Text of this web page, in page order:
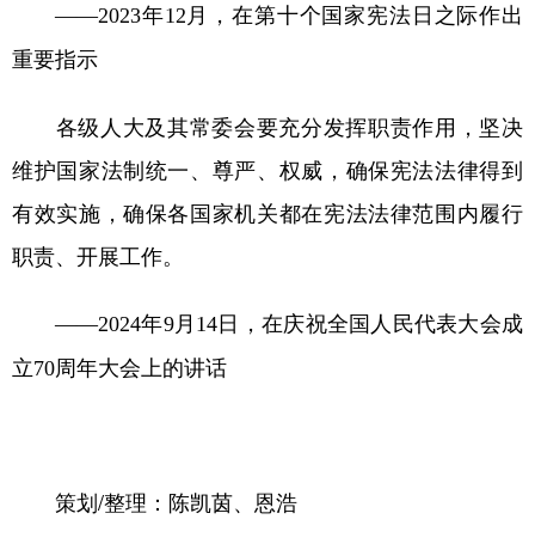
——2023年12月，在第十个国家宪法日之际作出
重要指示
各级人大及其常委会要充分发挥职责作用，坚决
维护国家法制统一、尊严、权威，确保宪法法律得到
有效实施，确保各国家机关都在宪法法律范围内履行
职责、开展工作。
——2024年9月14日，在庆祝全国人民代表大会成
立70周年大会上的讲话
策划/整理：陈凯茵、恩浩